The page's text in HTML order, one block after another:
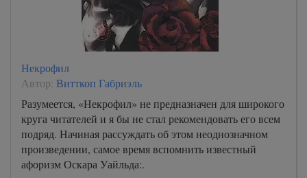
Некрофил
Автор: Витткоп Габриэль
Разумеется, «Некрофил» не предназначен для широкого
круга читателей и я бы не стал рекомендовать его всем
подряд. Начиная рассуждать об этом неоднозначном
произведении, самое время вспомнить известный
афоризм Оскара Уайльда:.